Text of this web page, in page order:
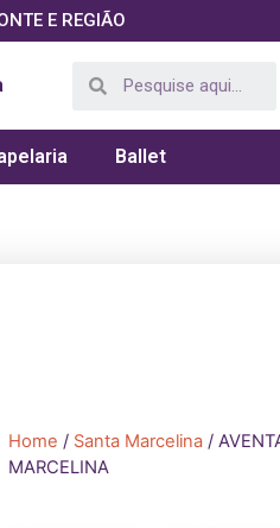
E REGIÃO
Ballet
Home / Santa Marcelina /
MARCELINA